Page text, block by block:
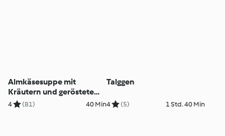
Almkäsesuppe mit
Kräutern und geröstetem
Brot
4 (81) 40 Min
Talggen
4 (5) 1 Std. 40 Min